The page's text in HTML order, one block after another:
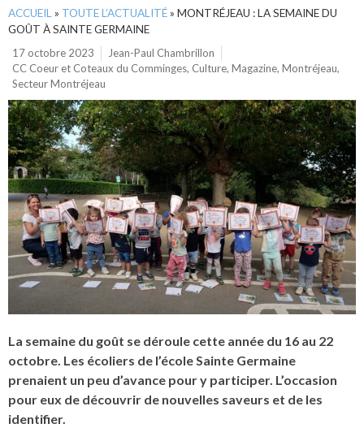
ACCUEIL » TOUTE L’ACTUALITÉ» MONTRÉJEAU : LA SEMAINE DU
GOÛT À SAINTE GERMAINE
17 octobre 2023
Jean-Paul Chambrillon
CC Coeur et Coteaux du Comminges, Culture, Magazine, Montréjeau,
Secteur Montréjeau
La semaine du goût se déroule cette année du 16 au 22
octobre. Les écoliers de l’école Sainte Germaine
prenaient un peu d’avance pour y participer. L’occasion
pour eux de découvrir de nouvelles saveurs et de les
identifier.